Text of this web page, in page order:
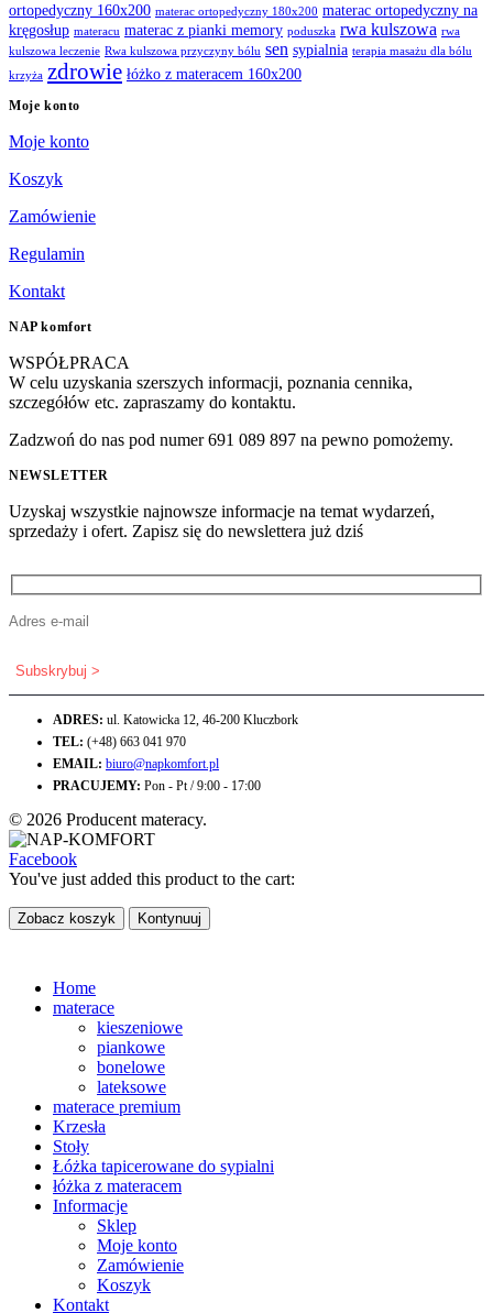
ortopedyczny 160x200 materac ortopedyczny 180x200 materac ortopedyczny na
kręgosłup materacu materac z pianki memory poduszka rwa kulszowa rwa
kulszowa leczenie Rwa kulszowa przyczyny bólu sen sypialnia terapia masażu dla bólu
krzyża zdrowie łóżko z materacem 160x200
Moje konto
Moje konto
Koszyk
Zamówienie
Regulamin
Kontakt
NAP komfort
WSPÓŁPRACA
W celu uzyskania szerszych informacji, poznania cennika,
szczegółów etc. zapraszamy do kontaktu.
Zadzwoń do nas pod numer 691 089 897 na pewno pomożemy.
NEWSLETTER
Uzyskaj wszystkie najnowsze informacje na temat wydarzeń,
sprzedaży i ofert. Zapisz się do newslettera już dziś
ADRES: ul. Katowicka 12, 46-200 Kluczbork
TEL: (+48) 663 041 970
EMAIL: biuro@napkomfort.pl
PRACUJEMY: Pon - Pt / 9:00 - 17:00
© 2026 Producent materacy.
Facebook
You've just added this product to the cart:
Zobacz koszyk Kontynuuj
Home
materace
kieszeniowe
piankowe
bonelowe
lateksowe
materace premium
Krzesła
Stoły
Łóżka tapicerowane do sypialni
łóżka z materacem
Informacje
Sklep
Moje konto
Zamówienie
Koszyk
Kontakt